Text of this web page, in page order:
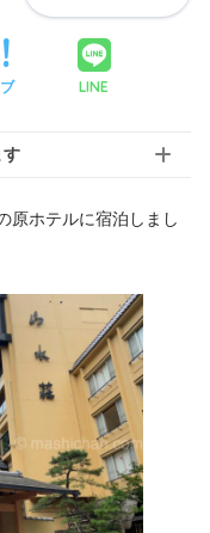
LINE
す
原ホテルに宿泊しまし